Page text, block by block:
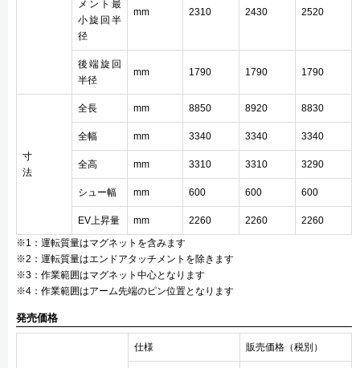
メント最
小旋回半
径
mm 2310 2430 2520
後端旋回
半径
mm 1790 1790 1790
寸
法
全長 mm 8850 8920 8830
全幅 mm 3340 3340 3340
全高 mm 3310 3310 3290
シュー幅 mm 600 600 600
EV上昇量 mm 2260 2260
2260
※1：運転質量はマグネットを含みます
※2：運転質量はエンドアタッチメントを除きます
※3：作業範囲はマグネット中心となります
※4：作業範囲はアーム先端のピン位置となります
発売価格
仕様 販売価格（税別）